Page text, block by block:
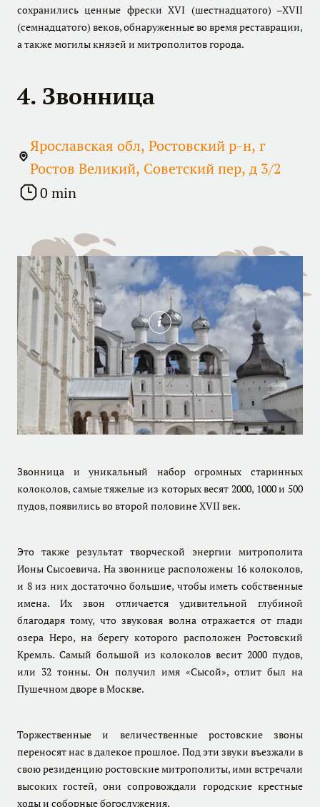
сохранились ценные фрески XVI (шестнадцатого) –XVII
(семнадцатого) веков, обнаруженные во время реставрации,
а также могилы князей и митрополитов города.
4. Звонница
Ярославская обл, Ростовский р-н, г
Ростов Великий, Советский пер, д 3/2
0 min
Звонница и уникальный набор огромных старинных
колоколов, самые тяжелые из которых весят 2000, 1000 и 500
пудов, появились во второй половине XVII век.
Это также результат творческой энергии митрополита
Ионы Сысоевича. На звоннице расположены 16 колоколов,
и 8 из них достаточно большие, чтобы иметь собственные
имена. Их звон отличается удивительной глубиной
благодаря тому, что звуковая волна отражается от глади
озера Неро, на берегу которого расположен Ростовский
Кремль. Самый большой из колоколов весит 2000 пудов,
или 32 тонны. Он получил имя «Сысой», отлит был на
Пушечном дворе в Москве.
Торжественные и величественные ростовские звоны
переносят нас в далекое прошлое. Под эти звуки въезжали в
свою резиденцию ростовские митрополиты, ими встречали
высоких гостей, они сопровождали городские крестные
ходы и соборные богослужения.